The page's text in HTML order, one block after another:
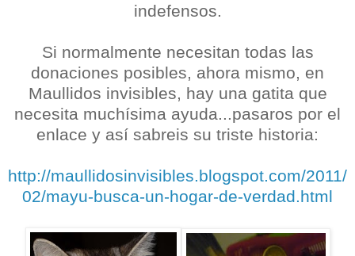
indefensos.
Si normalmente necesitan todas las
donaciones posibles, ahora mismo, en
Maullidos invisibles, hay una gatita que
necesita muchísima ayuda...pasaros por el
enlace y así sabreis su triste historia:
http://maullidosinvisibles.blogspot.com/2011/
02/mayu-busca-un-hogar-de-verdad.html